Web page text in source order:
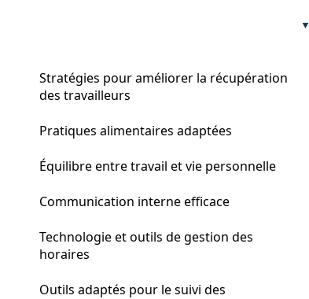
Stratégies pour améliorer la récupération
des travailleurs
Pratiques alimentaires adaptées
Équilibre entre travail et vie personnelle
Communication interne efficace
Technologie et outils de gestion des
horaires
Outils adaptés pour le suivi des